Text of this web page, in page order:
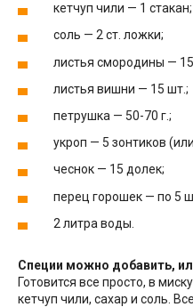
кетчуп чили — 1 стакан;
соль — 2 ст. ложки;
листья смородины —
листья вишни — 15 шт.;
петрушка — 50-70 г.;
укроп — 5 зонтиков
чеснок — 15 долек;
перец горошек — по 5
2 литра воды.
Специи можно добавить,
Готовится все просто, в
кетчуп чили, сахар и соль.